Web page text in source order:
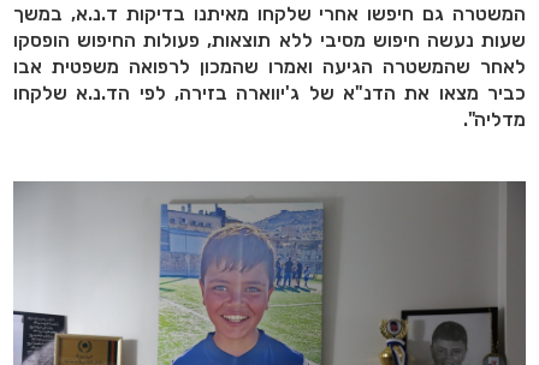
המשטרה גם חיפשו אחרי שלקחו מאיתנו בדיקות ד.נ.א, במשך
שעות נעשה חיפוש מסיבי ללא תוצאות, פעולות החיפוש הופסקו
לאחר שהמשטרה הגיעה ואמרו שהמכון לרפואה משפטית אבו
כביר מצאו את הדנ"א של ג'יווארה בזירה, לפי הד.נ.א שלקחו
מדליה".